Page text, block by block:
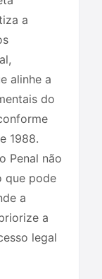
a
alinhe a
do
1988.
Penal não
que pode
a
a
legal